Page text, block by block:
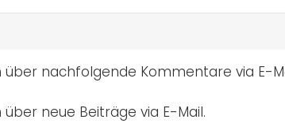
nachfolgende Kommentare via E-
neue Beiträge via E-Mail.